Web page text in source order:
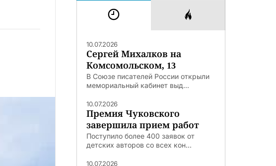
10.07.2026
Сергей Михалков на
Комсомольском, 13
В Союзе писателей России открыли
мемориальный кабинет выд...
10.07.2026
Премия Чуковского
завершила прием работ
Поступило более 400 заявок от
детских авторов со всех кон...
10.07.2026